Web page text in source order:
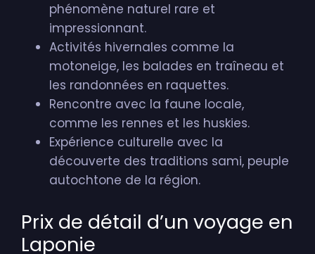
phénomène naturel rare et
impressionnant.
Activités hivernales comme la
motoneige, les balades en traîneau et
les randonnées en raquettes.
Rencontre avec la faune locale,
comme les rennes et les huskies.
Expérience culturelle avec la
découverte des traditions sami, peuple
autochtone de la région.
Prix de détail d’un voyage en
Laponie